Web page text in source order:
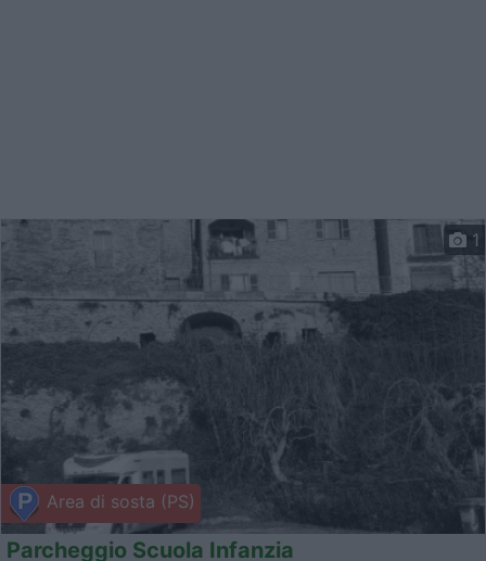
Area di sosta (PS)
1
Parcheggio Scuola Infanzia